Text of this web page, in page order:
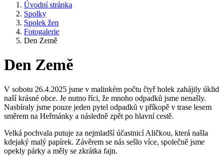
Úvodní stránka
Spolky
Spolek žen
Fotogalerie
Den Země
Den Země
V sobotu 26.4.2025 jsme v malinkém počtu čtyř holek zahájily úklid
naší krásné obce. Je nutno říci, že mnoho odpadků jsme nenašly.
Nasbíraly jsme pouze jeden pytel odpadků v příkopě v trase lesem
směrem na Heřmánky a následně zpět po hlavní cestě.
Velká pochvala putuje za nejmladší účastnicí Aličkou, která našla
kdejaký malý papírek. Závěrem se nás sešlo více, společně jsme
opekly párky a měly se zkrátka fajn.